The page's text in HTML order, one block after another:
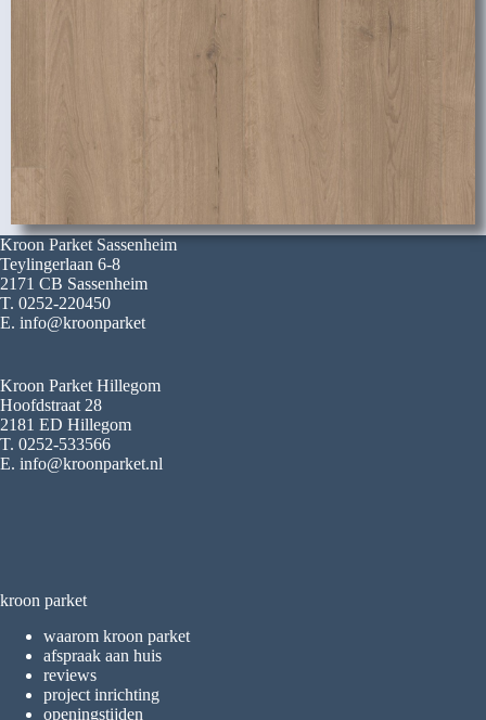
Kroon Parket Sassenheim
Teylingerlaan 6-8
2171 CB Sassenheim
T. 0252-220450
E. info@kroonparket
Kroon Parket Hillegom
Hoofdstraat 28
2181 ED Hillegom
T. 0252-533566
E. info@kroonparket.nl
kroon parket
waarom kroon parket
afspraak aan huis
reviews
project inrichting
openingstijden